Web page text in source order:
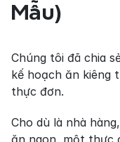
Mẫu)
Chúng tôi đã chia
kế hoạch ăn kiêng
thực đơn.
Cho dù là nhà
ăn ngon, một thực